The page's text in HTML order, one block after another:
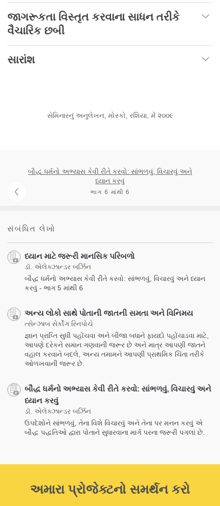
જાગરૂકતા વિસ્તૃત કરવાના સાધન તરીકે
વૈચારિક છબી
સારાંશ
સેમિનારનું અનુલેખન, મોસ્કો, રશિયા, મેં ૨૦૦૯
બૌદ્ધ ધર્મનો અભ્યાસ કેવી રીતે કરવો: સાંભળવું, વિચારવું અને
ધ્યાન કરવું
ભાગ 6 માંથી 6
સંબંધિત લેખો
ધ્યાન માટે જરૂરી માનસિક પરિબળો
ડૉ. એલેક્ઝાન્ડર બર્ઝિન
બૌદ્ધ ધર્મનો અભ્યાસ કેવી રીતે કરવો: સાંભળવું, વિચારવું અને ધ્યાન
કરવું - ભાગ 5 માંથી 6
અન્ય લોકો સાથે પોતાની જાતની સમતા અને વિનિમય
ત્સેન્ઝાબ સેર્કોંગ રિનપોચે
જ્ઞાન પ્રાપ્તિ સુધી પહોંચવા અને બીજા બધાને ફાયદો પહોંચાડવા માટે,
આપણે દરેકને સમાન ગણવાની જરૂર છે અને માત્ર આપણી જાતને
વહાલ કરવાને બદલે, અન્ય તમામને આપણી પ્રાથમિક ચિંતા તરીકે
ઓળખવાની જરૂર છે.
બૌદ્ધ ધર્મનો અભ્યાસ કેવી રીતે કરવો: સાંભળવું, વિચારવું અને
ધ્યાન કરવું
ડૉ. એલેક્ઝાન્ડર બર્ઝિન
ઉપદેશોને સાંભળવું, તેના વિશે વિચારવું અને તેના પર મનન કરવું એ
બૌદ્ધ પદ્ધતિઓ દ્વારા પોતાને સુધારવાના માર્ગ પરના જરૂરી પગલાં છે.
અમારા પ્રોજેક્ટનો સમર્થન કરો